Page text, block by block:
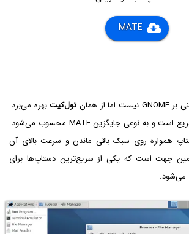
MATE
تول‌کیتبهره می‌برد.
Xfce سبک و ساده و سریع است و به نوعی جایگزین MATE محسوب می‌شود.
همواره روی سبک باقی ماندن و سرعت بالای آن
جهت است که یکی از سریع‌ترین دستاپ‌ها برای